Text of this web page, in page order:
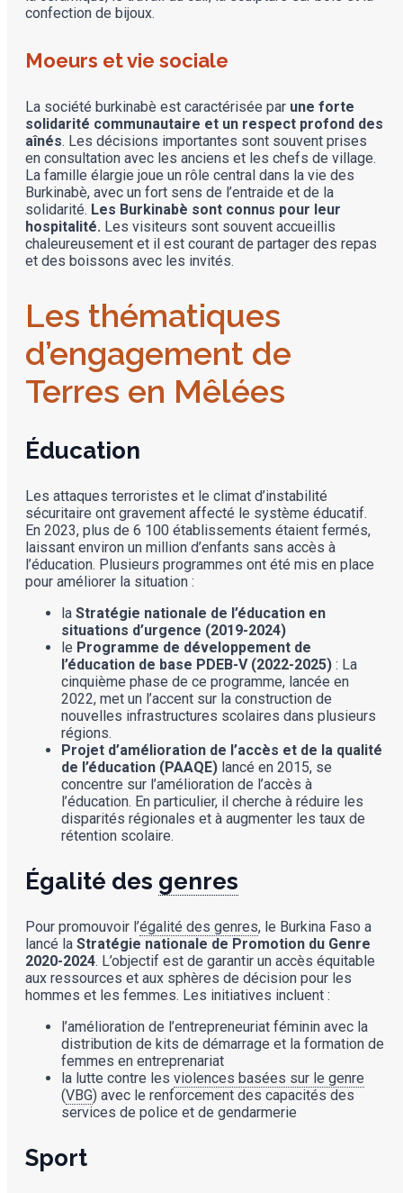
confection de bijoux.
Moeurs et vie sociale
La société burkinabè est caractérisée par une forte
solidarité communautaire et un respect profond des
aînés. Les décisions importantes sont souvent prises
en consultation avec les anciens et les chefs de village.
La famille élargie joue un rôle central dans la vie des
Burkinabè, avec un fort sens de l’entraide et de la
solidarité. Les Burkinabè sont connus pour leur
hospitalité. Les visiteurs sont souvent accueillis
chaleureusement et il est courant de partager des repas
et des boissons avec les invités.
Les thématiques
d’engagement de
Terres en Mêlées
Éducation
Les attaques terroristes et le climat d’instabilité
sécuritaire ont gravement affecté le système éducatif.
En 2023, plus de 6 100 établissements étaient fermés,
laissant environ un million d’enfants sans accès à
l’éducation. Plusieurs programmes ont été mis en place
pour améliorer la situation :
la Stratégie nationale de l’éducation en
situations d’urgence (2019-2024)
le Programme de développement de
l’éducation de base PDEB-V (2022-2025) : La
cinquième phase de ce programme, lancée en
2022, met un l’accent sur la construction de
nouvelles infrastructures scolaires dans plusieurs
régions​.
Projet d’amélioration de l’accès et de la qualité
de l’éducation (PAAQE) lancé en 2015, se
concentre sur l’amélioration de l’accès à
l’éducation. En particulier, il cherche à réduire les
disparités régionales et à augmenter les taux de
rétention scolaire.
Égalité des genres
Pour promouvoir l’égalité des genres, le Burkina Faso a
lancé la Stratégie nationale de Promotion du Genre
2020-2024. L’objectif est de garantir un accès équitable
aux ressources et aux sphères de décision pour les
hommes et les femmes. Les initiatives incluent :
l’amélioration de l’entrepreneuriat féminin avec la
distribution de kits de démarrage et la formation de
femmes en entreprenariat
la lutte contre les violences basées sur le genre
(VBG) avec le renforcement des capacités des
services de police et de gendarmerie
Sport